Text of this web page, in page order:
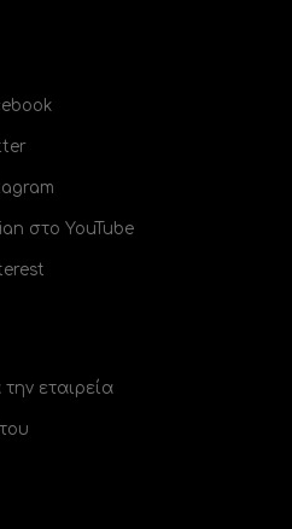
στο YouTube
την εταιρεία